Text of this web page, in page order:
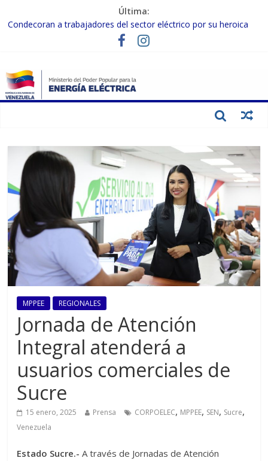
Última:
Condecoran a trabajadores del sector eléctrico por su heroica
labor tras el doble sismo del 24-J
Gobierno Nacional coordina acciones con el sector privado para
Inspeccionan trabajos de rehabilitación en instalaciones del SEN
en Carabobo
Gobierno Nacional activa plan preventivo para fortalecer el SEN
MPPEE REGIONALES
Jornada de Atención
Integral atenderá a
usuarios comerciales de
Sucre
15 enero, 2025 Prensa CORPOELEC, MPPEE, SEN, Sucre,
Venezuela
Estado Sucre.- A través de Jornadas de Atención